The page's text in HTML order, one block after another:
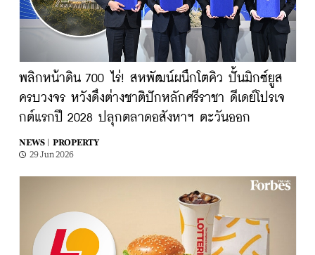
พลิกหน้าดิน 700 ไร่! สหพัฒน์ผนึกโตคิว ปั้นมิกซ์ยูส
ครบวงจร หวังดึงต่างชาติปักหลักศรีราชา ดีเดย์โปรเจ
กต์แรกปี 2028 ปลุกตลาดอสังหาฯ ตะวันออก
NEWS |
PROPERTY
29 Jun 2026